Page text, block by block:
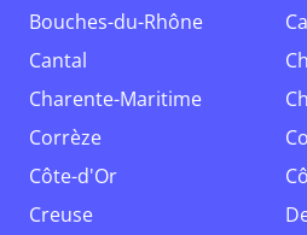
Bouches-du-Rhône
Cantal
Charente-Maritime
Corrèze
Côte-d'Or
Creuse